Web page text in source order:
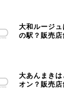
大和ルージ
の駅？販売店
大あんまき
オン？販売店